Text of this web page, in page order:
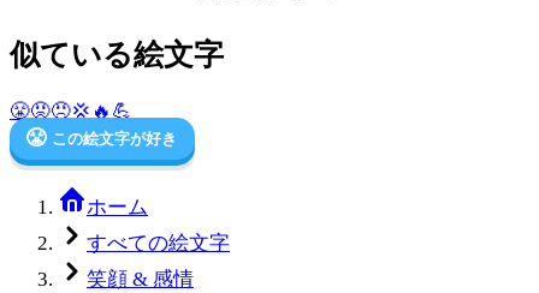
似ている絵文字
😤😡😠💢 🔥 💪
😤 この絵文字が好き
ホーム
すべての絵文字
笑顔 & 感情